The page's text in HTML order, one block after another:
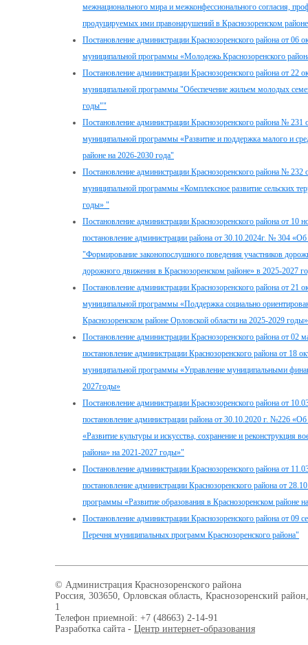
межнационального мира и межконфессионального согласия,
продуцируемых ими правонарушений в Краснозоренском
Постановление администрации Краснозоренского района от
муниципальной программы «Молодежь Краснозоренского
Постановление администрации Краснозоренского района от
муниципальной программы "Обеспечение жильем молодых
годы""
Постановление администрации Краснозоренского района №
муниципальной программы «Развитие и поддержка малого и
районе на 2026-2030 года"
Постановление администрации Краснозоренского района №
муниципальной программы «Комплексное развитие сельских
годы» "
Постановление администрации Краснозоренского района от
постановление администрации района от 30.10.2024г. № 304
"Формирование законопослушного поведения участников
дорожного движения в Краснозоренском районе» в 2025-2027
Постановление администрации Краснозоренского района от
муниципальной программы «Поддержка социально
Краснозоренском районе Орловской области на 2025-2029
Постановление администрации Краснозоренского района от
постановление администрации Краснозоренского района от 18
муниципальной программы «Управление муниципальными
2027годы»
Постановление администрации Краснозоренского района от
постановление администрации района от 30.10.2020 г. №226
«Развитие культуры и искусства, сохранение и реконструкция
района» на 2021-2027 годы»"
Постановление администрации Краснозоренского района от
постановление администрации Краснозоренского района от
программы «Развитие образования в Краснозоренском районе
Постановление администрации Краснозоренского района от
Перечня муниципальных программ Краснозоренского района"
© Администрация Краснозоренского района
Россия, 303650, Орловская область, Краснозоренский
1
Телефон приемной: +7 (48663) 2-14-91
Разработка сайта - Центр интернет-образования